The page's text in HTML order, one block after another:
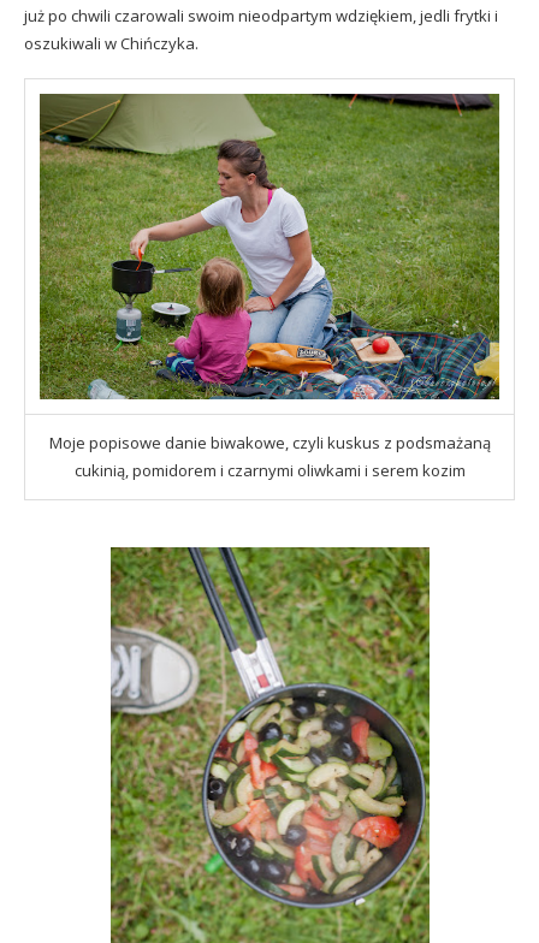
już po chwili czarowali swoim nieodpartym wdziękiem, jedli frytki i
oszukiwali w Chińczyka.
Moje popisowe danie biwakowe, czyli kuskus z podsmażaną
cukinią, pomidorem i czarnymi oliwkami i serem kozim